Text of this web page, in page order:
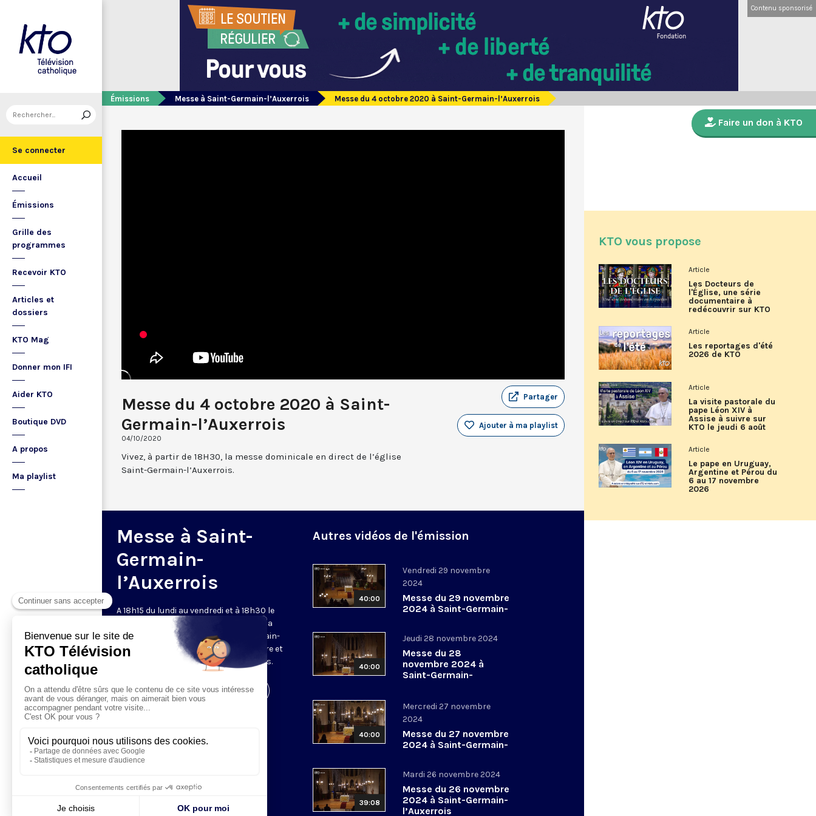
Se connecter
Accueil
Émissions
Grille des
programmes
Recevoir KTO
Articles et
dossiers
KTO Mag
Donner mon IFI
Aider KTO
Boutique DVD
A propos
Ma playlist
Contenu sponsorisé
Émissions Messe à Saint-Germain-l’Auxerrois Messe du 4 octobre 2020 à Saint-Germain-l’Auxerrois
Messe du 4 octobre 2020 à Saint-
Germain-l’Auxerrois
04/10/2020
Partager
Ajouter à ma playlist
Vivez, à partir de 18H30, la messe dominicale en direct de l’église
Saint-Germain-l’Auxerrois.
Messe à Saint-
Germain-
l’Auxerrois
A 18h15 du lundi au vendredi et à 18h30 le
samedi et dimanche, KTO retransmet la
messe en direct de l'église Saint-Germain-
l'Auxerrois, grâce au recteur archiprêtre et
aux chapelains de Notre-Dame de Paris.
Visiter la page de l'émission
Autres vidéos de l'émission
40:00
Vendredi 29 novembre
2024
Messe du 29 novembre
2024 à Saint-Germain-
40:00
Jeudi 28 novembre 2024
Messe du 28
novembre 2024 à
Saint-Germain-
40:00
Mercredi 27 novembre
2024
Messe du 27 novembre
2024 à Saint-Germain-
39:08
Mardi 26 novembre 2024
Messe du 26 novembre
2024 à Saint-Germain-
l’Auxerrois
Faire un don à KTO
KTO vous propose
Article
Les Docteurs de
l'Église, une série
documentaire à
redécouvrir sur KTO
Article
Les reportages d'été
2026 de KTO
Article
La visite pastorale du
pape Léon XIV à
Assise à suivre sur
KTO le jeudi 6 août
Article
Le pape en Uruguay,
Argentine et Pérou du
6 au 17 novembre
2026